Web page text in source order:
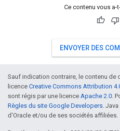
Ce contenu vous a-
ENVOYER DES
Sauf indication contraire, le contenu de
licence Creative Commons Attribution
sont régis par une licence Apache 2.0.
Règles du site Google Developers.
d'Oracle et/ou de ses sociétés affiliées.